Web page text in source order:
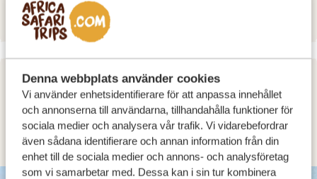
Denna webbplats använder cookies
Vi använder enhetsidentifierare för att anpassa innehållet
och annonserna till användarna, tillhandahålla funktioner för
sociala medier och analysera vår trafik. Vi vidarebefordrar
även sådana identifierare och annan information från din
enhet till de sociala medier och annons- och analysföretag
som vi samarbetar med. Dessa kan i sin tur kombinera
DAG 6
DRIVE TO UNDERBERG IN
SOUTHERN DRAKENSBERG